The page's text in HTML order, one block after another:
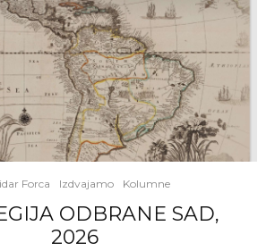
Forca Izdvajamo Kolumne
ODBRANE SAD,
2026